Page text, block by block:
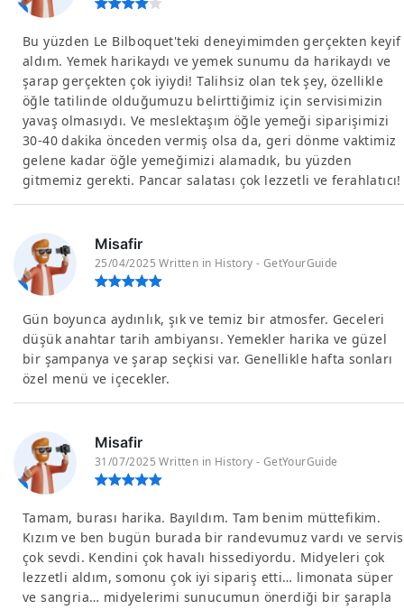
Bu yüzden Le Bilboquet'teki deneyimimden gerçekten keyif
aldım. Yemek harikaydı ve yemek sunumu da harikaydı ve
şarap gerçekten çok iyiydi! Talihsiz olan tek şey, özellikle
öğle tatilinde olduğumuzu belirttiğimiz için servisimizin
yavaş olmasıydı. Ve meslektaşım öğle yemeği siparişimizi
30-40 dakika önceden vermiş olsa da, geri dönme vaktimiz
gelene kadar öğle yemeğimizi alamadık, bu yüzden
gitmemiz gerekti. Pancar salatası çok lezzetli ve ferahlatıcı!
Misafir
25/04/2025 Written in History - GetYourGuide
Gün boyunca aydınlık, şık ve temiz bir atmosfer. Geceleri
düşük anahtar tarih ambiyansı. Yemekler harika ve güzel
bir şampanya ve şarap seçkisi var. Genellikle hafta sonları
özel menü ve içecekler.
Misafir
31/07/2025 Written in History - GetYourGuide
Tamam, burası harika. Bayıldım. Tam benim müttefikim.
Kızım ve ben bugün burada bir randevumuz vardı ve
çok sevdi. Kendini çok havalı hissediyordu. Midyeleri çok
lezzetli aldım, somonu çok iyi sipariş etti… limonata süper
ve sangria… midyelerimi sunucumun önerdiği bir şarapla